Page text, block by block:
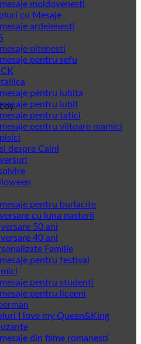
moldovenesti
cu Mesaje
ardelenesti
oltenesti
pentru sefu
pentru iubita
pentru iubit
pentru tatici
pentru viitoare mamici
despre Caini
pentru burlacite
cu luna nasterii
50 ani
40 ani
Familie
pentru festival
pentru studenti
pentru liceeni
I love my Queen&King
din filme romanesti